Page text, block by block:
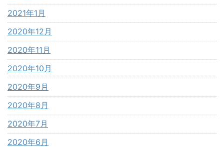
2021年1月
2020年12月
2020年11月
2020年10月
2020年9月
2020年8月
2020年7月
2020年6月